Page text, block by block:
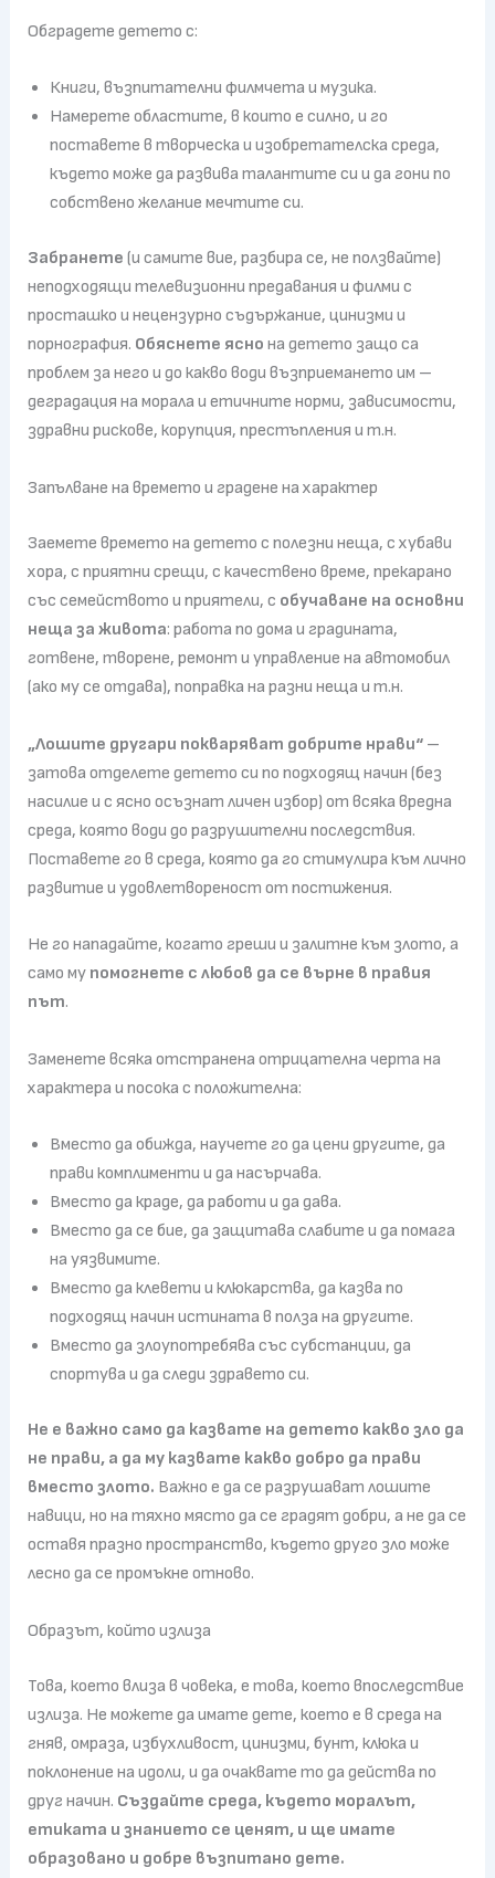
Обградете детето с:
Книги, възпитателни филмчета и музика.
Намерете областите, в които е силно, и го
поставете в творческа и изобретателска среда,
където може да развива талантите си и да гони по
собствено желание мечтите си.
Забранете (и самите вие, разбира се, не ползвайте)
неподходящи телевизионни предавания и филми с
просташко и нецензурно съдържание, цинизми и
порнография. Обяснете ясно на детето защо са
проблем за него и до какво води възприемането им –
деградация на морала и етичните норми, зависимости,
здравни рискове, корупция, престъпления и т.н.
Запълване на времето и градене на характер
Заемете времето на детето с полезни неща, с хубави
хора, с приятни срещи, с качествено време, прекарано
със семейството и приятели, с обучаване на основни
неща за живота: работа по дома и градината,
готвене, творене, ремонт и управление на автомобил
(ако му се отдава), поправка на разни неща и т.н.
„Лошите другари покваряват добрите нрави“–
затова отделете детето си по подходящ начин (без
насилие и с ясно осъзнат личен избор) от всяка вредна
среда, която води до разрушителни последствия.
Поставете го в среда, която да го стимулира към лично
развитие и удовлетвореност от постижения.
Не го нападайте, когато греши и залитне към злото, а
само му помогнете с любов да се върне в правия
път.
Заменете всяка отстранена отрицателна черта на
характера и посока с положителна:
Вместо да обижда, научете го да цени другите, да
прави комплименти и да насърчава.
Вместо да краде, да работи и да дава.
Вместо да се бие, да защитава слабите и да помага
на уязвимите.
Вместо да клевети и клюкарства, да казва по
подходящ начин истината в полза на другите.
Вместо да злоупотребява със субстанции, да
спортува и да следи здравето си.
Не е важно само да казвате на детето какво зло да
не прави, а да му казвате какво добро да прави
вместо злото. Важно е да се разрушават лошите
навици, но на тяхно място да се градят добри, а не да се
оставя празно пространство, където друго зло може
лесно да се промъкне отново.
Образът, който излиза
Това, което влиза в човека, е това, което впоследствие
излиза. Не можете да имате дете, което е в среда на
гняв, омраза, избухливост, цинизми, бунт, клюка и
поклонение на идоли, и да очаквате то да действа по
друг начин. Създайте среда, където моралът,
етиката и знанието се ценят, и ще имате
образовано и добре възпитано дете.